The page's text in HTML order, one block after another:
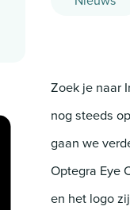
Zoek je naar
nog steeds
gaan we
Optegra Eye
en het logo